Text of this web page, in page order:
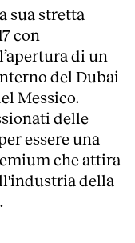
sua stretta
con
di un
del Dubai
Messico.
delle
essere una
che attira
della